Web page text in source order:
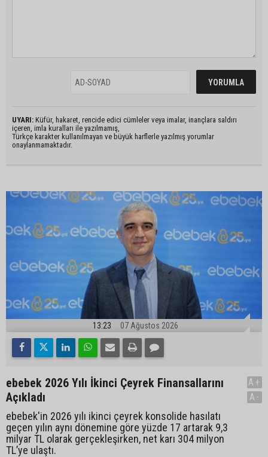
UYARI: Küfür, hakaret, rencide edici cümleler veya imalar, inançlara saldırı
içeren, imla kuralları ile yazılmamış,
Türkçe karakter kullanılmayan ve büyük harflerle yazılmış yorumlar
onaylanmamaktadır.
13:23 07 Ağustos 2026
ebebek 2026 Yılı İkinci Çeyrek Finansallarını
Açıkladı
ebebek'in 2026 yılı ikinci çeyrek konsolide hasılatı
geçen yılın aynı dönemine göre yüzde 17 artarak 9,3
milyar TL olarak gerçekleşirken, net karı 304 milyon
TL’ye ulaştı.
A+
A-